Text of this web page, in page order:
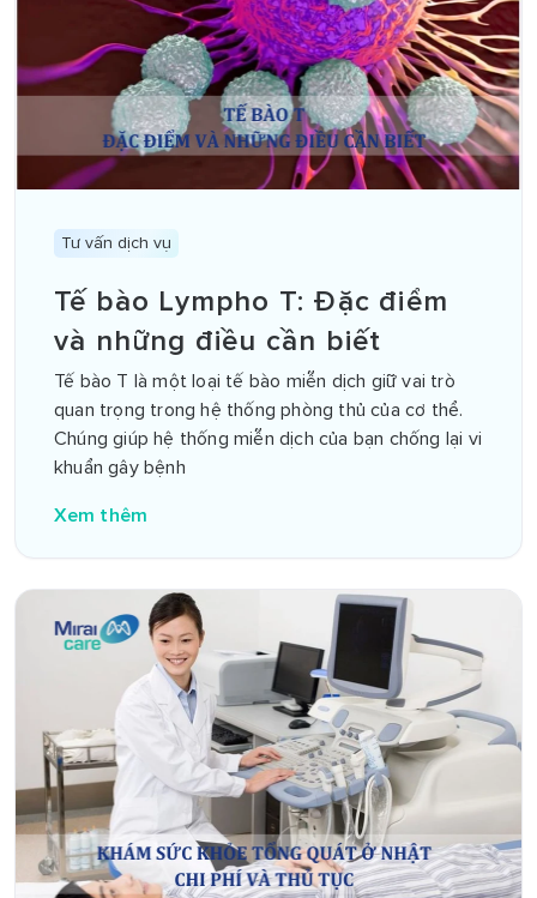
Tư vấn dịch vụ
Tế bào Lympho T: Đặc điểm
và những điều cần biết
Tế bào T là một loại tế bào miễn dịch giữ vai trò
quan trọng trong hệ thống phòng thủ của cơ thể.
Chúng giúp hệ thống miễn dịch của bạn chống lại vi
khuẩn gây bệnh
Xem thêm